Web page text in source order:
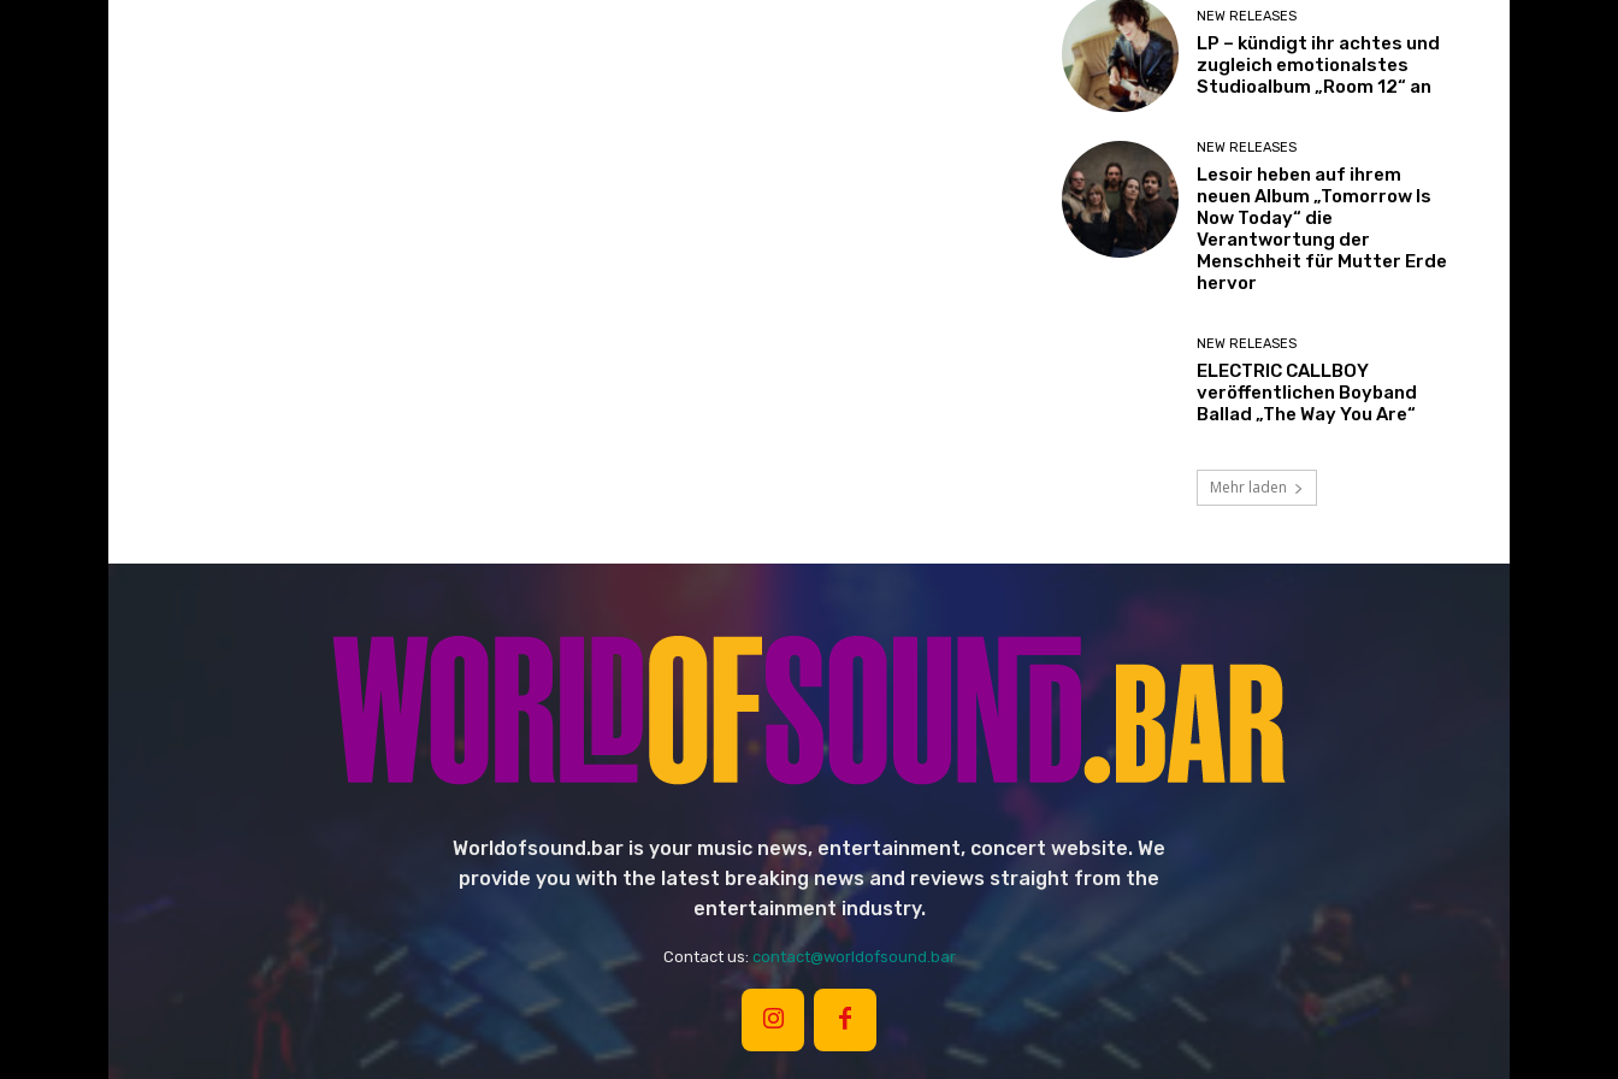
NEW RELEASES
LP – kündigt ihr achtes und
zugleich emotionalstes
Studioalbum „Room 12“ an
NEW RELEASES
Lesoir heben auf ihrem
neuen Album „Tomorrow Is
Now Today“ die
Verantwortung der
Menschheit für Mutter Erde
hervor
NEW RELEASES
ELECTRIC CALLBOY
veröffentlichen Boyband
Ballad „The Way You Are“
Mehr laden
Worldofsound.bar is your music news, entertainment, concert website. We
provide you with the latest breaking news and reviews straight from the
entertainment industry.
Contact us: contact@worldofsound.bar